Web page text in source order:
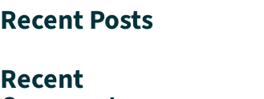
Recent Posts
Recent